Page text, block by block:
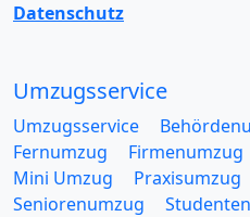
Datenschutz
Umzugsservice
Umzugsservice
Fernumzug
Firmenumzug
Mini Umzug
Praxisumzug
Seniorenumzug